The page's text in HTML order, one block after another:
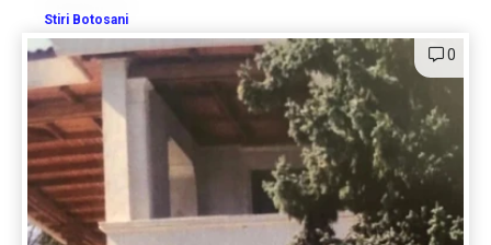
Stiri Botosani
0